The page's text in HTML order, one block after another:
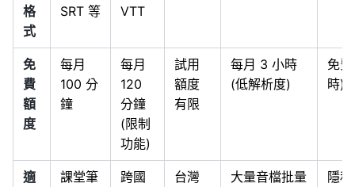
格
式
SRT 等
VTT
免
費
額
度
每月
100 分
鐘
每月
120
分鐘
(限制
功能)
試用
額度
有限
每月 3 小時
(低解析度)
免
時)
適
課堂筆
跨國
台灣
大量音檔批量
隱